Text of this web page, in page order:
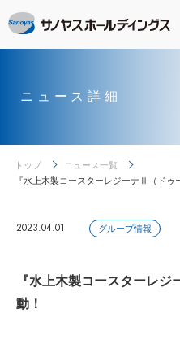
ニュース詳細
トップ
ニュース一覧
『水上木製コースターレジーナⅡ（ドゥ
2023.04.01 グループ情報
『水上木製コースターレ
動！